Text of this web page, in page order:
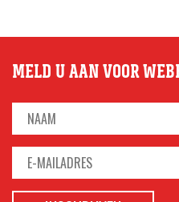
MELD U AAN VOOR